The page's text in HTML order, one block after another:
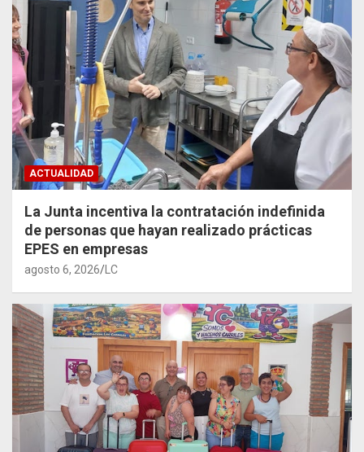
ACTUALIDAD
La Junta incentiva la contratación indefinida
de personas que hayan realizado prácticas
EPES en empresas
agosto 6, 2026 LC